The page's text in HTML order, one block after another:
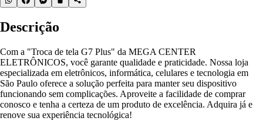
Descrição
Com a "Troca de tela G7 Plus" da MEGA CENTER
ELETRÔNICOS, você garante qualidade e praticidade. Nossa loja
especializada em eletrônicos, informática, celulares e tecnologia em
São Paulo oferece a solução perfeita para manter seu dispositivo
funcionando sem complicações. Aproveite a facilidade de comprar
conosco e tenha a certeza de um produto de excelência. Adquira já e
renove sua experiência tecnológica!